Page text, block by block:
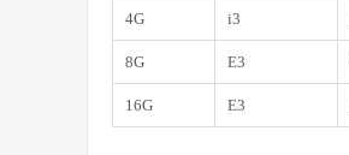
4G i3
8G E3
16G E3